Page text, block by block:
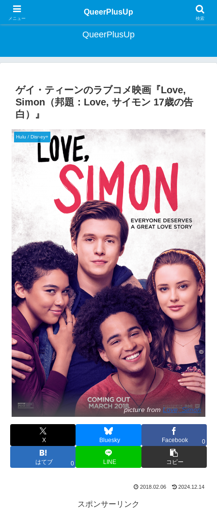
クィア・ライフスタイルマガジン | Lifestyle Magazine for Queer Japan
QueerPlusUp
ゲイ・ティーンのラブコメ映画『Love,
Simon（邦題：Love, サイモン 17歳の告
白）』
Hulu / Disney+
picture fromLove, Simon
X Bluesky Facebook 0
はてブ 0 LINE コピー
2018.02.06 2024.12.14
スポンサーリンク
メニュー
QueerPlusUp
検索